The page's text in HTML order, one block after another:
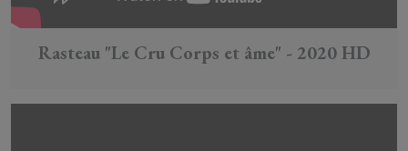
Rasteau "Le Cru Corps et âme" - 2020 HD